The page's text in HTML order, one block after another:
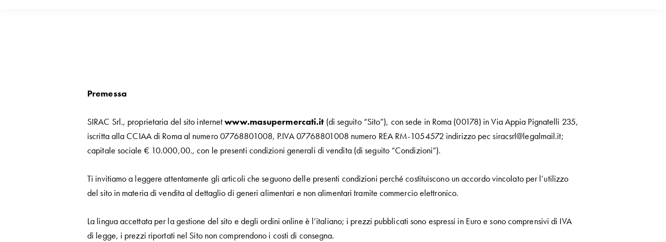
Premessa
SIRAC Srl., proprietaria del sito internetwww.masupermercati.it(di seguito “Sito”), con sede in Roma (00178) in Via Appia Pignatelli 235,
iscritta alla CCIAA di Roma al numero 07768801008, P.IVA 07768801008 numero REA RM-1054572 indirizzo pec siracsrl@legalmail.it;
capitale sociale € 10.000,00., con le presenti condizioni generali di vendita (di seguito “Condizioni”).
Ti invitiamo a leggere attentamente gli articoli che seguono delle presenti condizioni perché costituiscono un accordo vincolato per l’utilizzo
del sito in materia di vendita al dettaglio di generi alimentari e non alimentari tramite commercio elettronico.
La lingua accettata per la gestione del sito e degli ordini online è l’italiano; i prezzi pubblicati sono espressi in Euro e sono comprensivi di IVA
di legge, i prezzi riportati nel Sito non comprendono i costi di consegna.